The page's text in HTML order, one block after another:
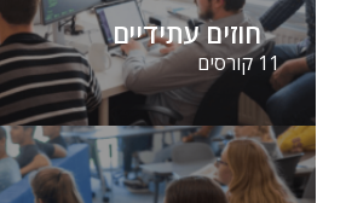
חוזים עתידיים
11 קורסים